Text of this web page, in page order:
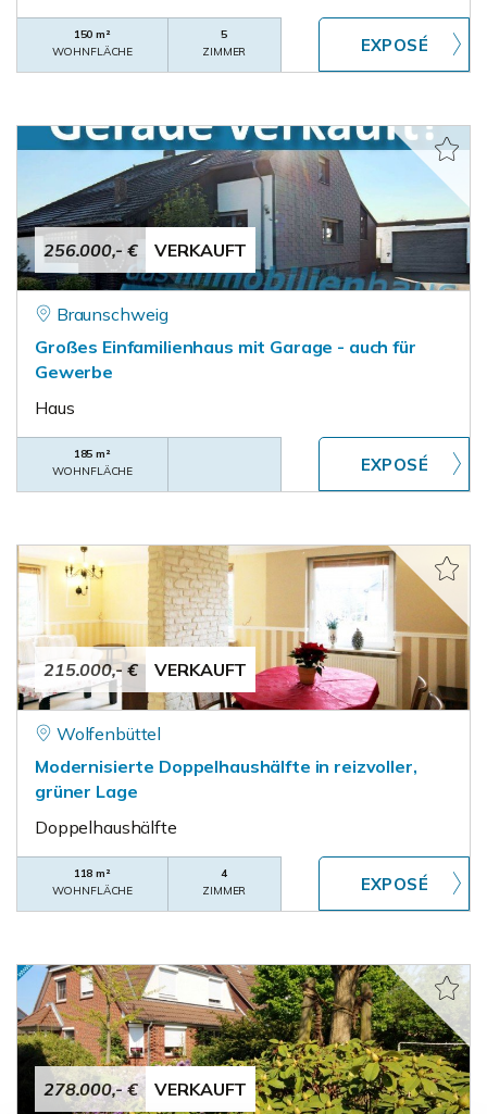
150 m²
WOHNFLÄCHE
5
ZIMMER
256.000,- € VERKAUFT
Braunschweig
Großes Einfamilienhaus mit Garage - auch für
Gewerbe
Haus
185 m²
WOHNFLÄCHE
215.000,- € VERKAUFT
Wolfenbüttel
Modernisierte Doppelhaushälfte in reizvoller,
grüner Lage
Doppelhaushälfte
118 m²
WOHNFLÄCHE
4
ZIMMER
278.000,- € VERKAUFT